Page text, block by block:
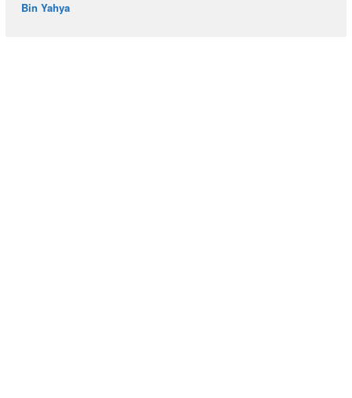
Bin Yahya